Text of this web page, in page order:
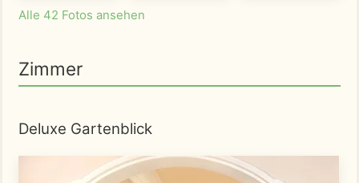
Alle 42 Fotos ansehen
Zimmer
Deluxe Gartenblick